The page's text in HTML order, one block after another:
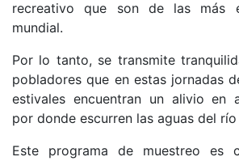
recreativo que son de las más
mundial.
Por lo tanto, se transmite
pobladores que en estas jornadas
estivales encuentran un alivio en
por donde escurren las aguas del
Este programa de muestreo es